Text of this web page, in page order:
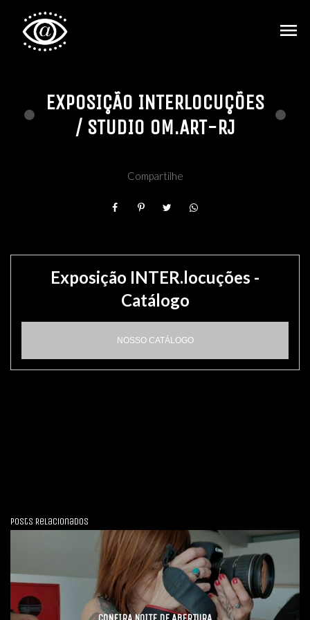
menu
EXPOSIÇÃO INTERLOCUÇÕES
/ STUDIO OM.ART-RJ
Compartilhe
Exposição INTER.locuções -
Catálogo
NOSSO CATÁLOGO
Posts Relacionados